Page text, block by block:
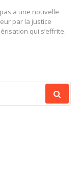
a une nouvelle
par la justice
qui s’effrite.